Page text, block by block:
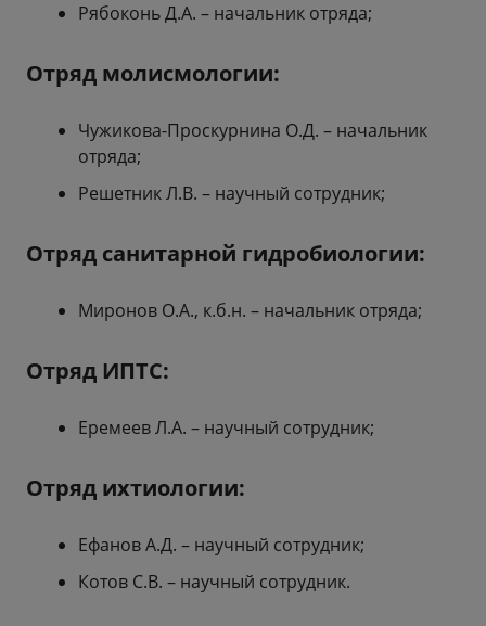
Рябоконь Д.А. – начальник отряда;
Отряд молисмологии:
Чужикова-Проскурнина О.Д. – начальник
отряда;
Решетник Л.В. – научный сотрудник;
Отряд санитарной гидробиологии:
Миронов О.А., к.б.н. – начальник отряда;
Отряд ИПТС:
Еремеев Л.А. – научный сотрудник;
Отряд ихтиологии:
Ефанов А.Д. – научный сотрудник;
Котов С.В. – научный сотрудник.